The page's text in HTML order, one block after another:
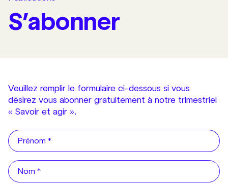
S’abonner
Veuillez remplir le formulaire ci-dessous si vous
désirez vous abonner gratuitement à notre trimestriel
« Savoir et agir ».